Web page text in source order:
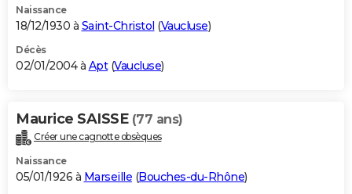
Naissance
18/12/1930 à Saint-Christol (Vaucluse)
Décès
02/01/2004 à Apt(Vaucluse)
Maurice SAISSE (77 ans)
Créer une cagnotte obsèques
Naissance
05/01/1926 à Marseille (Bouches-du-Rhône)